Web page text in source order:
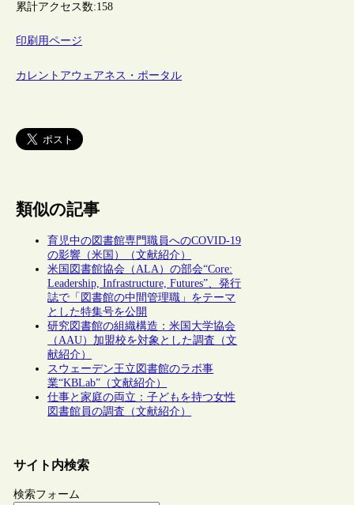
累計アクセス数:158
印刷用ページ
カレントアウェアネス・ポータル
類似の記事
育児中の図書館専門職員へのCOVID-19
の影響（米国）（文献紹介）
米国図書館協会（ALA）の部会“Core:
Leadership, Infrastructure, Futures”、発行
誌で「図書館の中間管理職」をテーマ
とした特集号を公開
研究図書館の組織構造：米国大学協会
（AAU）加盟校を対象とした調査（文
献紹介）
スウェーデン王立図書館のラボ事
業“KBLab”（文献紹介）
仕事と家庭の両立：子どもを持つ女性
図書館員の調査（文献紹介）
サイト内検索
検索フォーム